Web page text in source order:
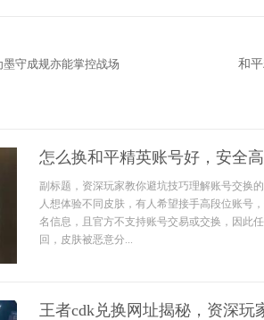
守成规亦能掌控战场 和
怎么换和平精英账号好，安全
副标题，资深玩家教你避坑技巧理解账号交换
人想体验不同皮肤，有人希望接手高段位账号
名信息，且官方不支持账号交易或交换，因此
回，皮肤被恶意分...
王者cdk兑换网址揭秘，资深玩